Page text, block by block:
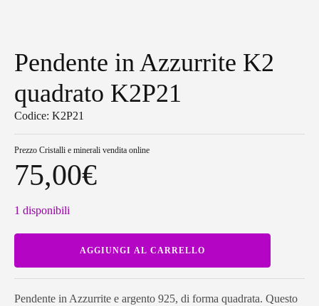
Pendente in Azzurrite K2
quadrato K2P21
Codice: K2P21
Prezzo Cristalli e minerali vendita online
75,00€
1 disponibili
Azzurrite
K2
K2P21
AGGIUNGI AL CARRELLO
Pendente in Azzurrite e argento 925, di forma quadrata. Questo